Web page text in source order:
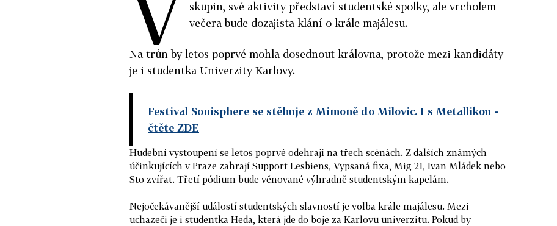
skupin, své aktivity představí studentské spolky, ale vrcholem
večera bude dozajista klání o krále majálesu.
Na trůn by letos poprvé mohla dosednout královna, protože mezi kandidáty
je i studentka Univerzity Karlovy.
Festival Sonisphere se stěhuje z Mimoně do Milovic. I s Metallikou -
čtěte ZDE
Hudební vystoupení se letos poprvé odehrají na třech scénách. Z dalších známých
účinkujících v Praze zahrají Support Lesbiens, Vypsaná fixa, Mig 21, Ivan Mládek nebo
Sto zvířat. Třetí pódium bude věnované výhradně studentským kapelám.
Nejočekávanější událostí studentských slavností je volba krále majálesu. Mezi
uchazeči je i studentka Heda, která jde do boje za Karlovu univerzitu. Pokud by